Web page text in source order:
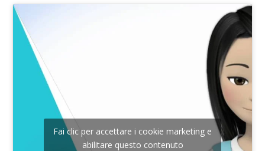
Fai clic per accettare i cookie marketing e
abilitare questo contenuto